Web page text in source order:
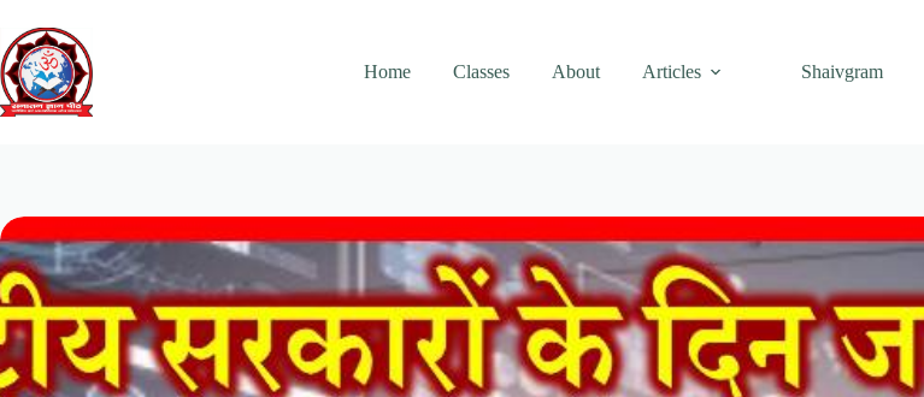
content
Home
Classes About Articles Shaivgram